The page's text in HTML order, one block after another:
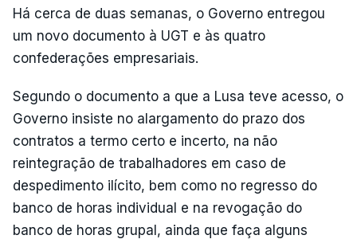
Há cerca de duas semanas, o Governo entregou
um novo documento à UGT e às quatro
confederações empresariais.
Segundo o documento a que a Lusa teve acesso, o
Governo insiste no alargamento do prazo dos
contratos a termo certo e incerto, na não
reintegração de trabalhadores em caso de
despedimento ilícito, bem como no regresso do
banco de horas individual e na revogação do
banco de horas grupal, ainda que faça alguns